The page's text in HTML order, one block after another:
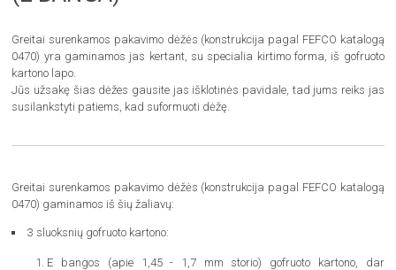
Greitai surenkamos pakavimo dėžės (konstrukcija pagal FEFCO katalogą
0470) yra gaminamos jas kertant, su specialia kirtimo forma, iš gofruoto
kartono lapo.
Jūs užsakę šias dėžes gausite jas išklotinės pavidale, tad jums reiks jas
susilankstyti patiems, kad suformuoti dėžę.
Greitai surenkamos pakavimo dėžės (konstrukcija pagal FEFCO katalogą
0470) gaminamos iš šių žaliavų:
3 sluoksnių gofruoto kartono:
E bangos (apie 1,45 - 1,7 mm storio) gofruoto kartono, dar